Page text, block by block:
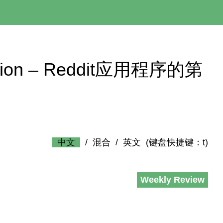
– Reddit应用程序的第
中文 / 混合 / 英文 (键盘快捷键：t)
Weekly Review